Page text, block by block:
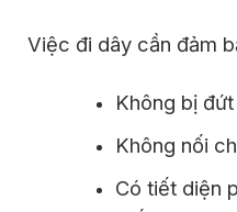
Việc đi dây cần đảm
Không bị
Không nối
Có tiết diện